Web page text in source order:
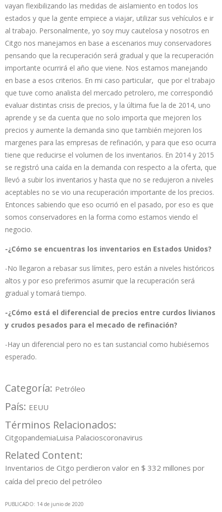
vayan flexibilizando las medidas de aislamiento en todos los
estados y que la gente empiece a viajar, utilizar sus vehículos e ir
al trabajo. Personalmente, yo soy muy cautelosa y nosotros en
Citgo nos manejamos en base a escenarios muy conservadores
pensando que la recuperación será gradual y que la recuperación
importante ocurrirá el año que viene. Nos estamos manejando
en base a esos criterios. En mi caso particular, que por el trabajo
que tuve como analista del mercado petrolero, me correspondió
evaluar distintas crisis de precios, y la última fue la de 2014, uno
aprende y se da cuenta que no solo importa que mejoren los
precios y aumente la demanda sino que también mejoren los
margenes para las empresas de refinación, y para que eso ocurra
tiene que reducirse el volumen de los inventarios. En 2014 y 2015
se registró una caída en la demanda con respecto a la oferta, que
llevó a subir los inventarios y hasta que no se redujeron a niveles
aceptables no se vio una recuperación importante de los precios.
Entonces sabiendo que eso ocurrió en el pasado, por eso es que
somos conservadores en la forma como estamos viendo el
negocio.
-¿Cómo se encuentras los inventarios en Estados Unidos?
-No llegaron a rebasar sus límites, pero están a niveles históricos
altos y por eso preferimos asumir que la recuperación será
gradual y tomará tiempo.
-¿Cómo está el diferencial de precios entre curdos livianos
y crudos pesados para el mecado de refinación?
-Hay un diferencial pero no es tan sustancial como hubiésemos
esperado.
Categoría: Petróleo
País: EEUU
Términos Relacionados:
CitgopandemiaLuisa Palacioscoronavirus
Related Content:
Inventarios de Citgo perdieron valor en $ 332 millones por
caída del precio del petróleo
PUBLICADO: 14 de junio de 2020